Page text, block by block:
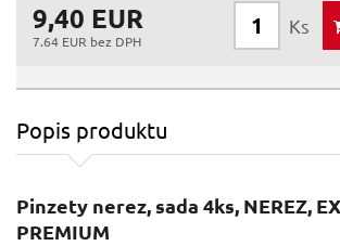
9,40 EUR
7.64 EUR bez DPH
Ks
Popis produktu
Pinzety nerez, sada 4ks, NEREZ,
PREMIUM